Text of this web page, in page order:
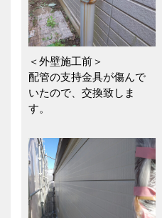
＜外壁施工前＞
配管の支持金具が傷んで
いたので、交換致しま
す。